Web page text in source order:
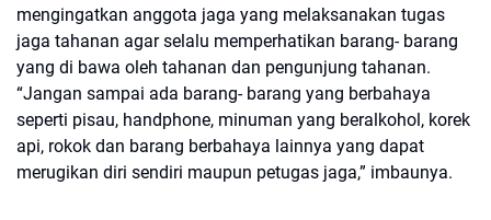
mengingatkan anggota jaga yang melaksanakan tugas
jaga tahanan agar selalu memperhatikan barang- barang
yang di bawa oleh tahanan dan pengunjung tahanan.
“Jangan sampai ada barang- barang yang berbahaya
seperti pisau, handphone, minuman yang beralkohol, korek
api, rokok dan barang berbahaya lainnya yang dapat
merugikan diri sendiri maupun petugas jaga,” imbaunya.